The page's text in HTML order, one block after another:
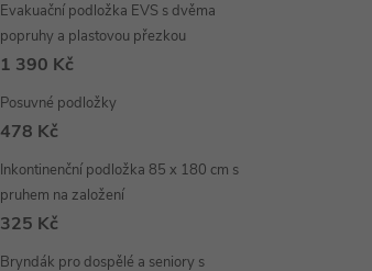
Evakuační podložka EVS s dvěma
popruhy a plastovou přezkou
1 390 Kč
Posuvné podložky
478 Kč
Inkontinenční podložka 85 x 180 cm s
pruhem na založení
325 Kč
Bryndák pro dospělé a seniory s